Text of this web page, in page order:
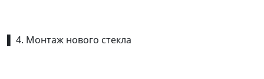
▌ 4. Монтаж нового стекла